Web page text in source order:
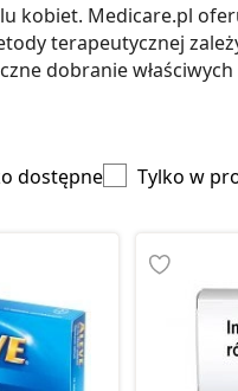
kobiet. Medicare.pl
terapeutycznej
dobranie
dostępne Tylko w